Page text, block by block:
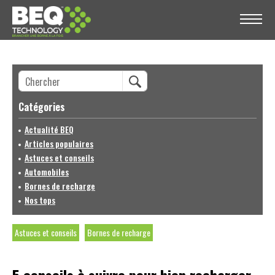
Catégories
Actualité BEQ
Articles populaires
Astuces et conseils
Automobiles
Bornes de recharge
Nos tops
Astuces et conseils Bornes de recharge